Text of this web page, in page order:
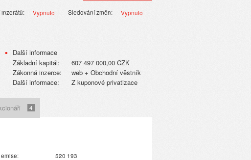
Vypnuto Sledování změn: Vypnuto
Další informace
Základní kapitál:
607 497 000,00 CZK
Zákonná inzerce:
web + Obchodní věstník
Další informace:
Z kuponové privatizace
4
520 193